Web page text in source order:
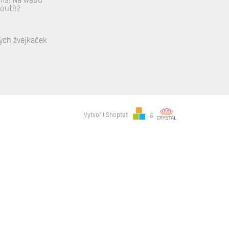
žvejkaček
Vytvořil Shoptet &